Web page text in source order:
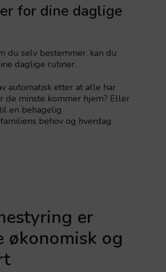
for dine daglige
du selv bestemmer, kan du
daglige rutiner.
automatisk etter at alle har
de minste kommer hjem? Eller
en behagelig
behov og hverdag.
er
økonomisk og